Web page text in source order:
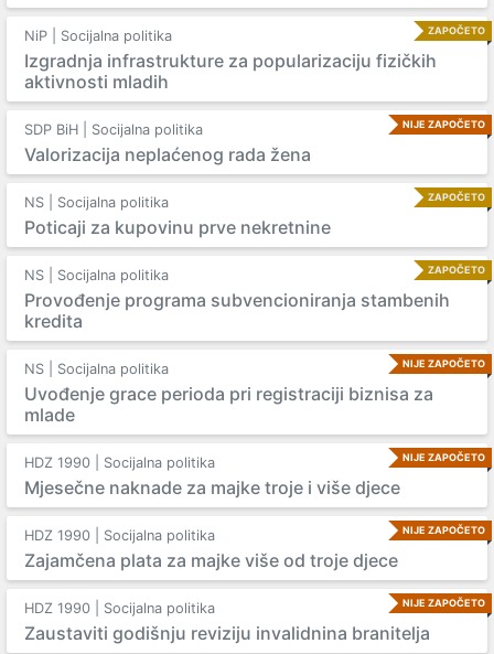
ZAPOČETO
NiP | Socijalna politika
Izgradnja infrastrukture za popularizaciju fizičkih
aktivnosti mladih
NIJE ZAPOČETO
SDP BiH | Socijalna politika
Valorizacija neplaćenog rada žena
ZAPOČETO
NS | Socijalna politika
Poticaji za kupovinu prve nekretnine
ZAPOČETO
NS | Socijalna politika
Provođenje programa subvencioniranja stambenih
kredita
NIJE ZAPOČETO
NS | Socijalna politika
Uvođenje grace perioda pri registraciji biznisa za
mlade
NIJE ZAPOČETO
HDZ 1990 | Socijalna politika
Mjesečne naknade za majke troje i više djece
NIJE ZAPOČETO
HDZ 1990 | Socijalna politika
Zajamčena plata za majke više od troje djece
NIJE ZAPOČETO
HDZ 1990 | Socijalna politika
Zaustaviti godišnju reviziju invalidnina branitelja